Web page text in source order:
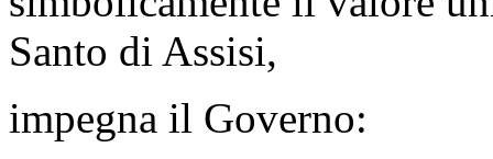
Santo di Assisi,
impegna il Governo: